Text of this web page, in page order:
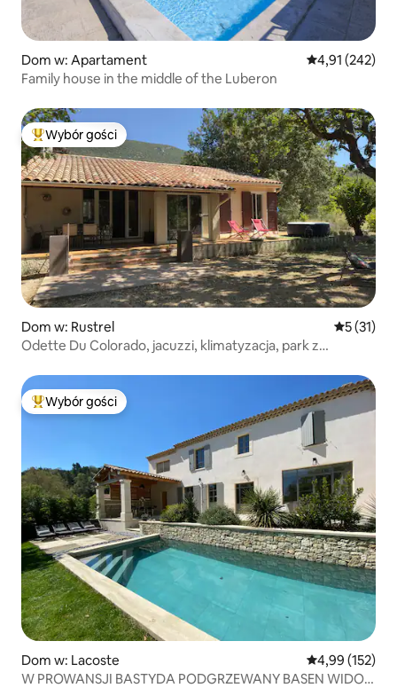
Dom w: Apartament Średnia
4,91 (242)
Family house in the middle of the Luberon
Najpopularniejsze z kategorii Wybór gości
Wybór gości
Dom w: Rustrel Średnia
5 (31)
Odette Du Colorado, jacuzzi, klimatyzacja, park z
Najpopularniejsze z kategorii Wybór gości
Wybór gości
Dom w: Lacoste Średnia
4,99 (152)
W PROWANSJI BASTYDA PODGRZEWANY BASEN WIDOK